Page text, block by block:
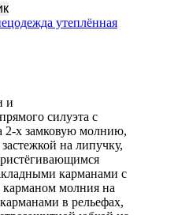
утеплённая
и
силуэта с
2-х замковую молнию,
на липучку,
карманами с
карманом молния на
в рельефах,